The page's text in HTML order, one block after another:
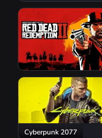
Red Dead Redemption 2
Cyberpunk 2077